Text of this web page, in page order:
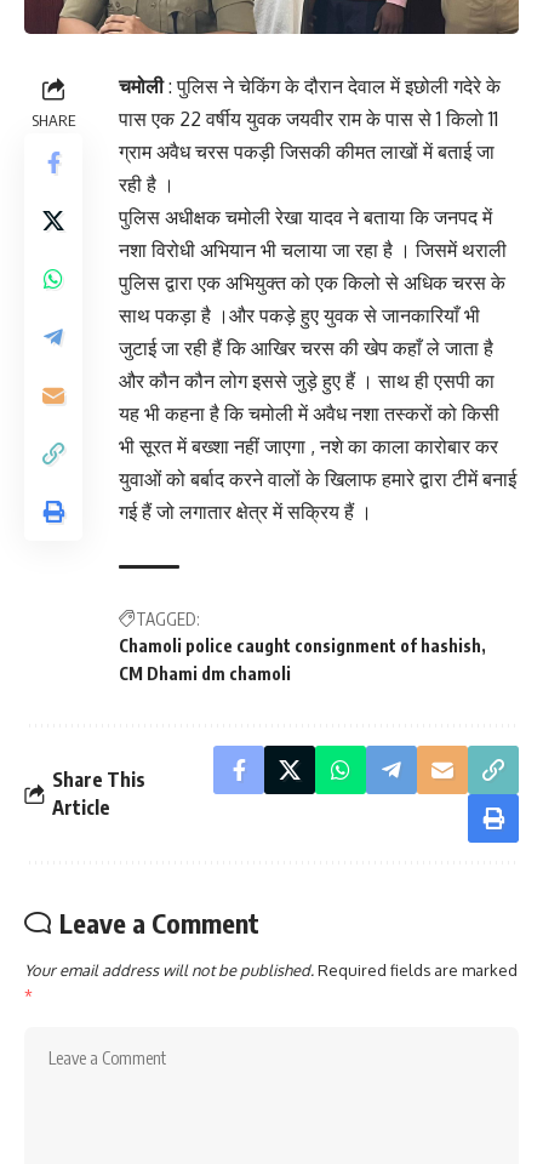
SHARE
चमोली: पुलिस ने चेकिंग के दौरान देवाल में इछोली गदेरे के
पास एक 22 वर्षीय युवक जयवीर राम के पास से 1 किलो 11
ग्राम अवैध चरस पकड़ी जिसकी कीमत लाखों में बताई जा
रही है ।
पुलिस अधीक्षक चमोली रेखा यादव ने बताया कि जनपद में
नशा विरोधी अभियान भी चलाया जा रहा है । जिसमें थराली
पुलिस द्वारा एक अभियुक्त को एक किलो से अधिक चरस के
साथ पकड़ा है ।और पकड़े हुए युवक से जानकारियाँ भी
जुटाई जा रही हैं कि आखिर चरस की खेप कहाँ ले जाता है
और कौन कौन लोग इससे जुड़े हुए हैं । साथ ही एसपी का
यह भी कहना है कि चमोली में अवैध नशा तस्करों को किसी
भी सूरत में बख्शा नहीं जाएगा , नशे का काला कारोबार कर
युवाओं को बर्बाद करने वालों के खिलाफ हमारे द्वारा टीमें बनाई
गई हैं जो लगातार क्षेत्र में सक्रिय हैं ।
TAGGED:
Chamoli police caught consignment of hashish
CM Dhami dm chamoli
Share This
Article
Leave a Comment
Your email address will not be published.Required fields are marked
*